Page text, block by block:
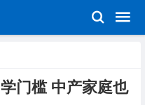
门槛 中产家庭也